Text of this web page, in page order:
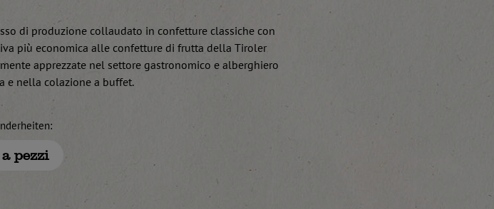
di produzione collaudato in confetture classiche con
più economica alle confetture di frutta della Tiroler
apprezzate nel settore gastronomico e alberghiero
e nella colazione a buffet.
a pezzi